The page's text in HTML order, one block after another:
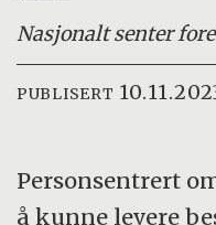
Nasjonalt senter for
PUBLISERT
Personsentrert
å kunne levere